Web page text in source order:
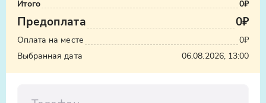
Итого
0₽
Предоплата 0₽
Оплата на месте
0₽
Выбранная дата
06.08.2026, 13:00